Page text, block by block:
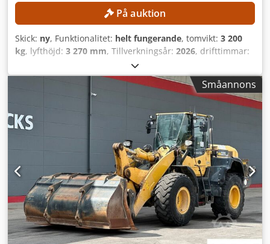
omgående leverans! Vid behov erbjuder vi gärna virtuell
maskinvisning via videosamtal.På auktion
Skick: ny, Funktionalitet: helt fungerande, tomvikt: 3 200
kg, lyfthöjd: 3 270 mm, Tillverkningsår: 2026, drifttimmar:
, maskin-/fordonsnummer:
250815, Maskinen är ny och oanvänd! TEKNISKA DETALJER
Lyfthöjd: 3 270 mm Lyftkapacitet: 800 kg Skopvolym: 0,38
m³ MASKINDETALJER Mått och vikt Mått (L x B x H): 4 706 x
1 570 x 2 480 mm Vikt: 3 200 kg Däckstorlek: 31 × 15,5 × 15
Motortillverkare: Changchai Motortyp: ZN390BT-25G
Motoreffekt: 18,4 kW Antal cylindrar: 3 Bränsletyp: Diesel
Chsdpfx Amszr D Uyo Hja Utsläppsnorm: Euro 5
Bränsletank: 70 l Avlästa driftstimmar: 1 timme
UTRUSTNING Snabbkopplingssystem Lyftlås Hytt med
värme Gräpskop med tänder Tygklädd sits CE-märkning
Småannons